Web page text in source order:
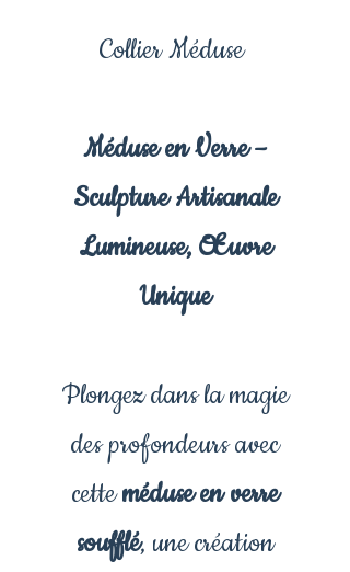
Collier Méduse
Méduse en Verre –
Sculpture Artisanale
Lumineuse, Œuvre
Unique
Plongez dans la magie
des profondeurs avec
cetteméduse en verre
soufflé, une création